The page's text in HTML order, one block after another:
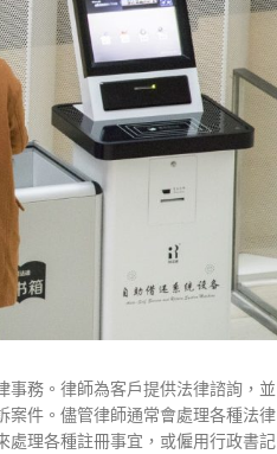
務。律師為客戶提供法律諮詢，並
案件。儘管律師通常會處理各種法律
處理各種註冊事宜，或僱用行政書記